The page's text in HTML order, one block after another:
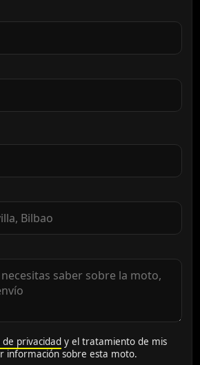
de privacidad y el tratamiento de mis
información sobre esta moto.